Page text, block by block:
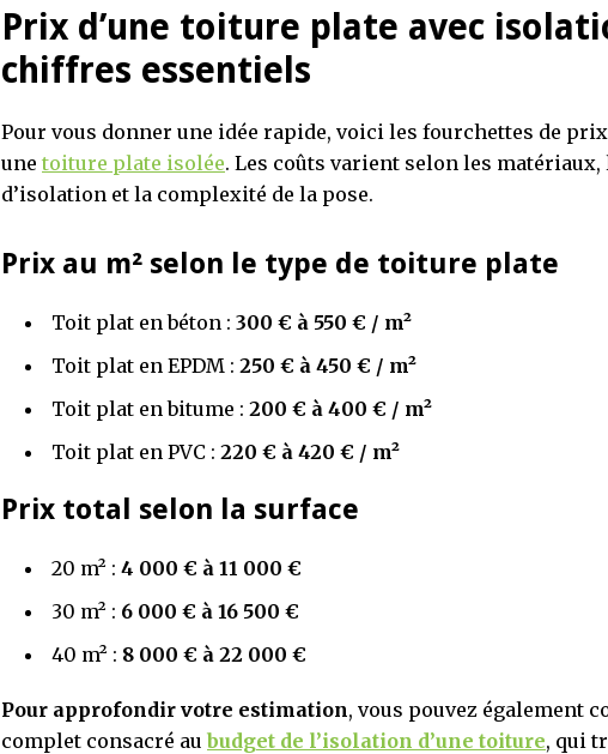
Prix d’une toiture plate avec
chiffres essentiels
Pour vous donner une idée rapide, voici les fourchettes de
une toiture plate isolée. Les coûts varient selon les matériaux,
d’isolation et la complexité de la pose.
Prix au m² selon le type de toiture plate
Toit plat en béton : 300 € à 550 € / m²
Toit plat en EPDM : 250 € à 450 € / m²
Toit plat en bitume : 200 € à 400 € / m²
Toit plat en PVC : 220 € à 420 € / m²
Prix total selon la surface
20 m² : 4 000 € à 11 000 €
30 m² : 6 000 € à 16 500 €
40 m² : 8 000 € à 22 000 €
Pour approfondir votre estimation, vous pouvez également
complet consacré au budget de l’isolation d’une toiture, qui